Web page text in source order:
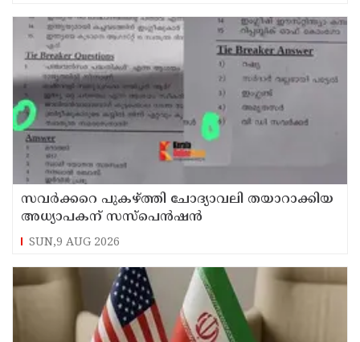
സവര്‍ക്കറെ പുകഴ്ത്തി ചോദ്യാവലി തയാറാക്കിയ
അധ്യാപകന് സസ്‌പെന്‍ഷന്‍
SUN,9 AUG 2026